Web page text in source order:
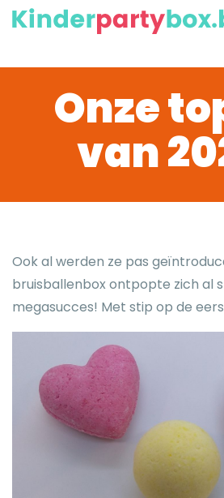
Onze
van
Ook al werden ze pas
bruisballenbox ontpopte zich al
megasucces! Met stip op de